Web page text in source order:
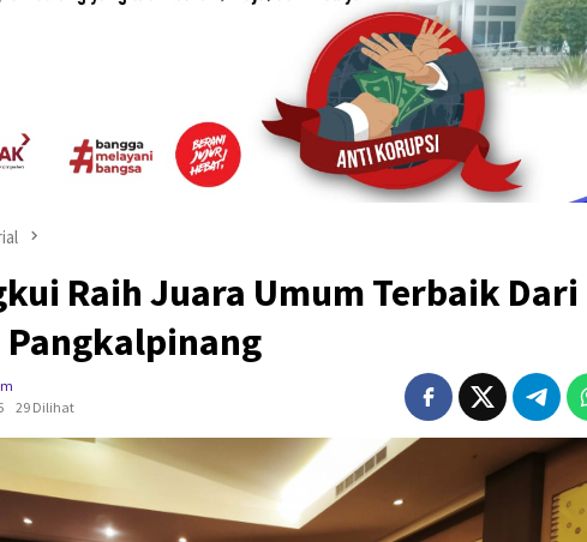
Raih Juara Umum Terbaik Dari
Pangkalpinang
29 Dilihat